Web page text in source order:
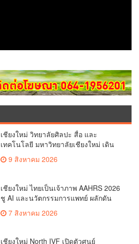
เชียงใหม่ วิทยาลัยศิลปะ สื่อ และ
เทคโนโลยี มหาวิทยาลัยเชียงใหม่ เดิน
หน้าสร้างแรงบันดาลใจจัดกิจกรรม
“CAMT Digital Contest 2026”(คลิป)
9 สิงหาคม 2026
เชียงใหม่ ไทยเป็นเจ้าภาพ AAHRS 2026
ชู AI และนวัตกรรมการแพทย์ ผลักดัน
เอเชีย(คลิป)
7 สิงหาคม 2026
เชียงใหม่ North IVF เปิดตัวศูนย์